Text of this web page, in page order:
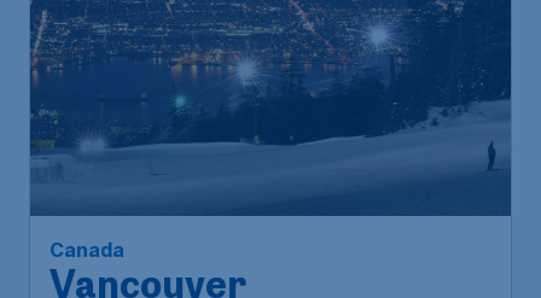
Canada
Vancouver
€647
à partir de
Bruxelles-National
international de Vancouver